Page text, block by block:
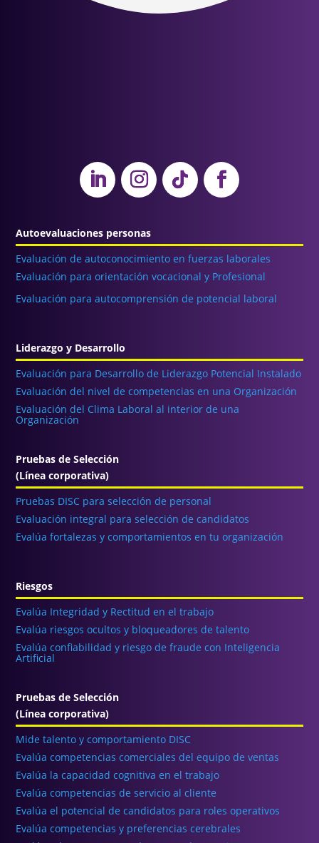
Autoevaluaciones personas
Evaluación de autoconocimiento en fuerzas laborales
Evaluación para orientación vocacional y Profesional
Evaluación para autocomprensión de potencial laboral
Liderazgo y Desarrollo
Evaluación para Desarrollo de Liderazgo Potencial Instalado
Evaluación del nivel de competencias en una Organización
Evaluación del Clima Laboral al interior de una
Organización
Pruebas de Selección
(Línea corporativa)
Pruebas DISC para selección de personal
Evaluación integral para selección de candidatos
Evalúa fortalezas y comportamientos en tu organización
Riesgos
Evalúa Integridad y Rectitud en el trabajo
Evalúa riesgos ocultos y bloqueadores de talento
Evalúa confiabilidad y riesgo de fraude con Inteligencia
Artificial
Pruebas de Selección
(Línea corporativa)
Mide talento y comportamiento DISC
Evalúa competencias comerciales del equipo de ventas
Evalúa la capacidad cognitiva en el trabajo
Evalúa competencias de servicio al cliente
Evalúa el potencial de candidatos para roles operativos
Evalúa competencias y preferencias cerebrales